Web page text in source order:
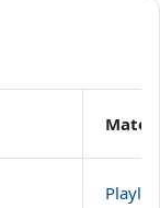
Playlist